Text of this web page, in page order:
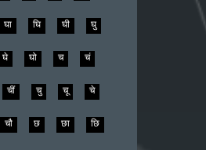
घा घि घी घु
घे घो च चं
चीं चु चू चे
चौ छ छा छि